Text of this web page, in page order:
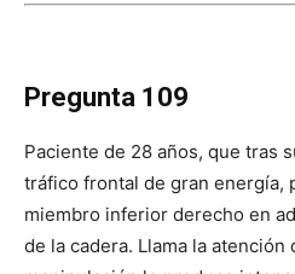
Pregunta 109
Paciente de 28 años, que tras
tráfico frontal de gran energía,
miembro inferior derecho en
de la cadera. Llama la